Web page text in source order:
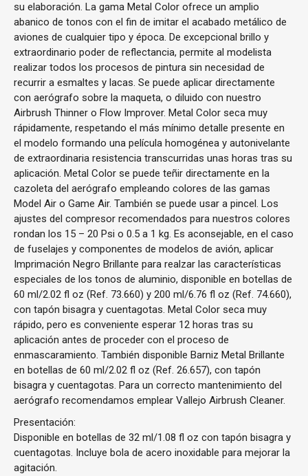
su elaboración. La gama Metal Color ofrece un amplio
abanico de tonos con el fin de imitar el acabado metálico de
aviones de cualquier tipo y época. De excepcional brillo y
extraordinario poder de reflectancia, permite al modelista
realizar todos los procesos de pintura sin necesidad de
recurrir a esmaltes y lacas. Se puede aplicar directamente
con aerógrafo sobre la maqueta, o diluido con nuestro
Airbrush Thinner o Flow Improver. Metal Color seca muy
rápidamente, respetando el más mínimo detalle presente en
el modelo formando una película homogénea y autonivelante
de extraordinaria resistencia transcurridas unas horas tras su
aplicación. Metal Color se puede teñir directamente en la
cazoleta del aerógrafo empleando colores de las gamas
Model Air o Game Air. También se puede usar a pincel. Los
ajustes del compresor recomendados para nuestros colores
rondan los 15 – 20 Psi o 0.5 a 1 kg. Es aconsejable, en el caso
de fuselajes y componentes de modelos de avión, aplicar
Imprimación Negro Brillante para realzar las características
especiales de los tonos de aluminio, disponible en botellas de
60 ml/2.02 fl oz (Ref. 73.660) y 200 ml/6.76 fl oz (Ref. 74.660),
con tapón bisagra y cuentagotas. Metal Color seca muy
rápido, pero es conveniente esperar 12 horas tras su
aplicación antes de proceder con el proceso de
enmascaramiento. También disponible Barniz Metal Brillante
en botellas de 60 ml/2.02 fl oz (Ref. 26.657), con tapón
bisagra y cuentagotas. Para un correcto mantenimiento del
aerógrafo recomendamos emplear Vallejo Airbrush Cleaner.
Presentación:
Disponible en botellas de 32 ml/1.08 fl oz con tapón bisagra y
cuentagotas. Incluye bola de acero inoxidable para mejorar la
agitación.